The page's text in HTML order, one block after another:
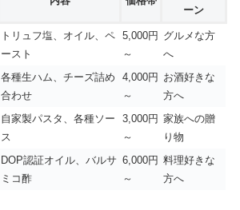
ーン
トリュフ塩、オイル、ペ
ースト
5,000円
～
グルメな方
へ
各種生ハム、チーズ詰め
合わせ
4,000円
～
お酒好きな
方へ
自家製パスタ、各種ソー
ス
3,000円
～
家族への贈
り物
DOP認証オイル、バルサ
ミコ酢
6,000円
～
料理好きな
方へ